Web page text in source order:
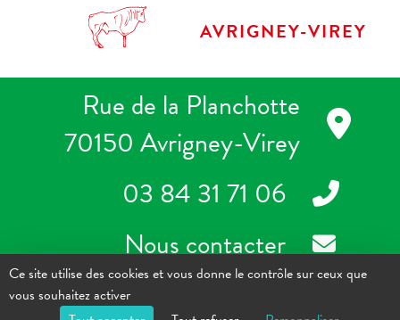
AVRIGNEY-VIREY
Rue de la Planchotte
70150 Avrigney-Virey
03 84 31 71 06
Nous contacter
Copyright ©2023 - Mairie d'Avrigney-Virey - Tous droits réservés -
RéalisationTorop.Net- Site mis à jour avec
Ce site utilise des cookies et vous donne le contrôle sur ceux que
vous souhaitez activer